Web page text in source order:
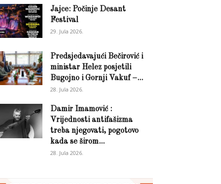
Jajce: Počinje Desant
Festival
29. Jula 2026.
Predsjedavajući Bečirović i
ministar Helez posjetili
Bugojno i Gornji Vakuf –...
28. Jula 2026.
Damir Imamović :
Vrijednosti antifašizma
treba njegovati, pogotovo
kada se širom...
28. Jula 2026.